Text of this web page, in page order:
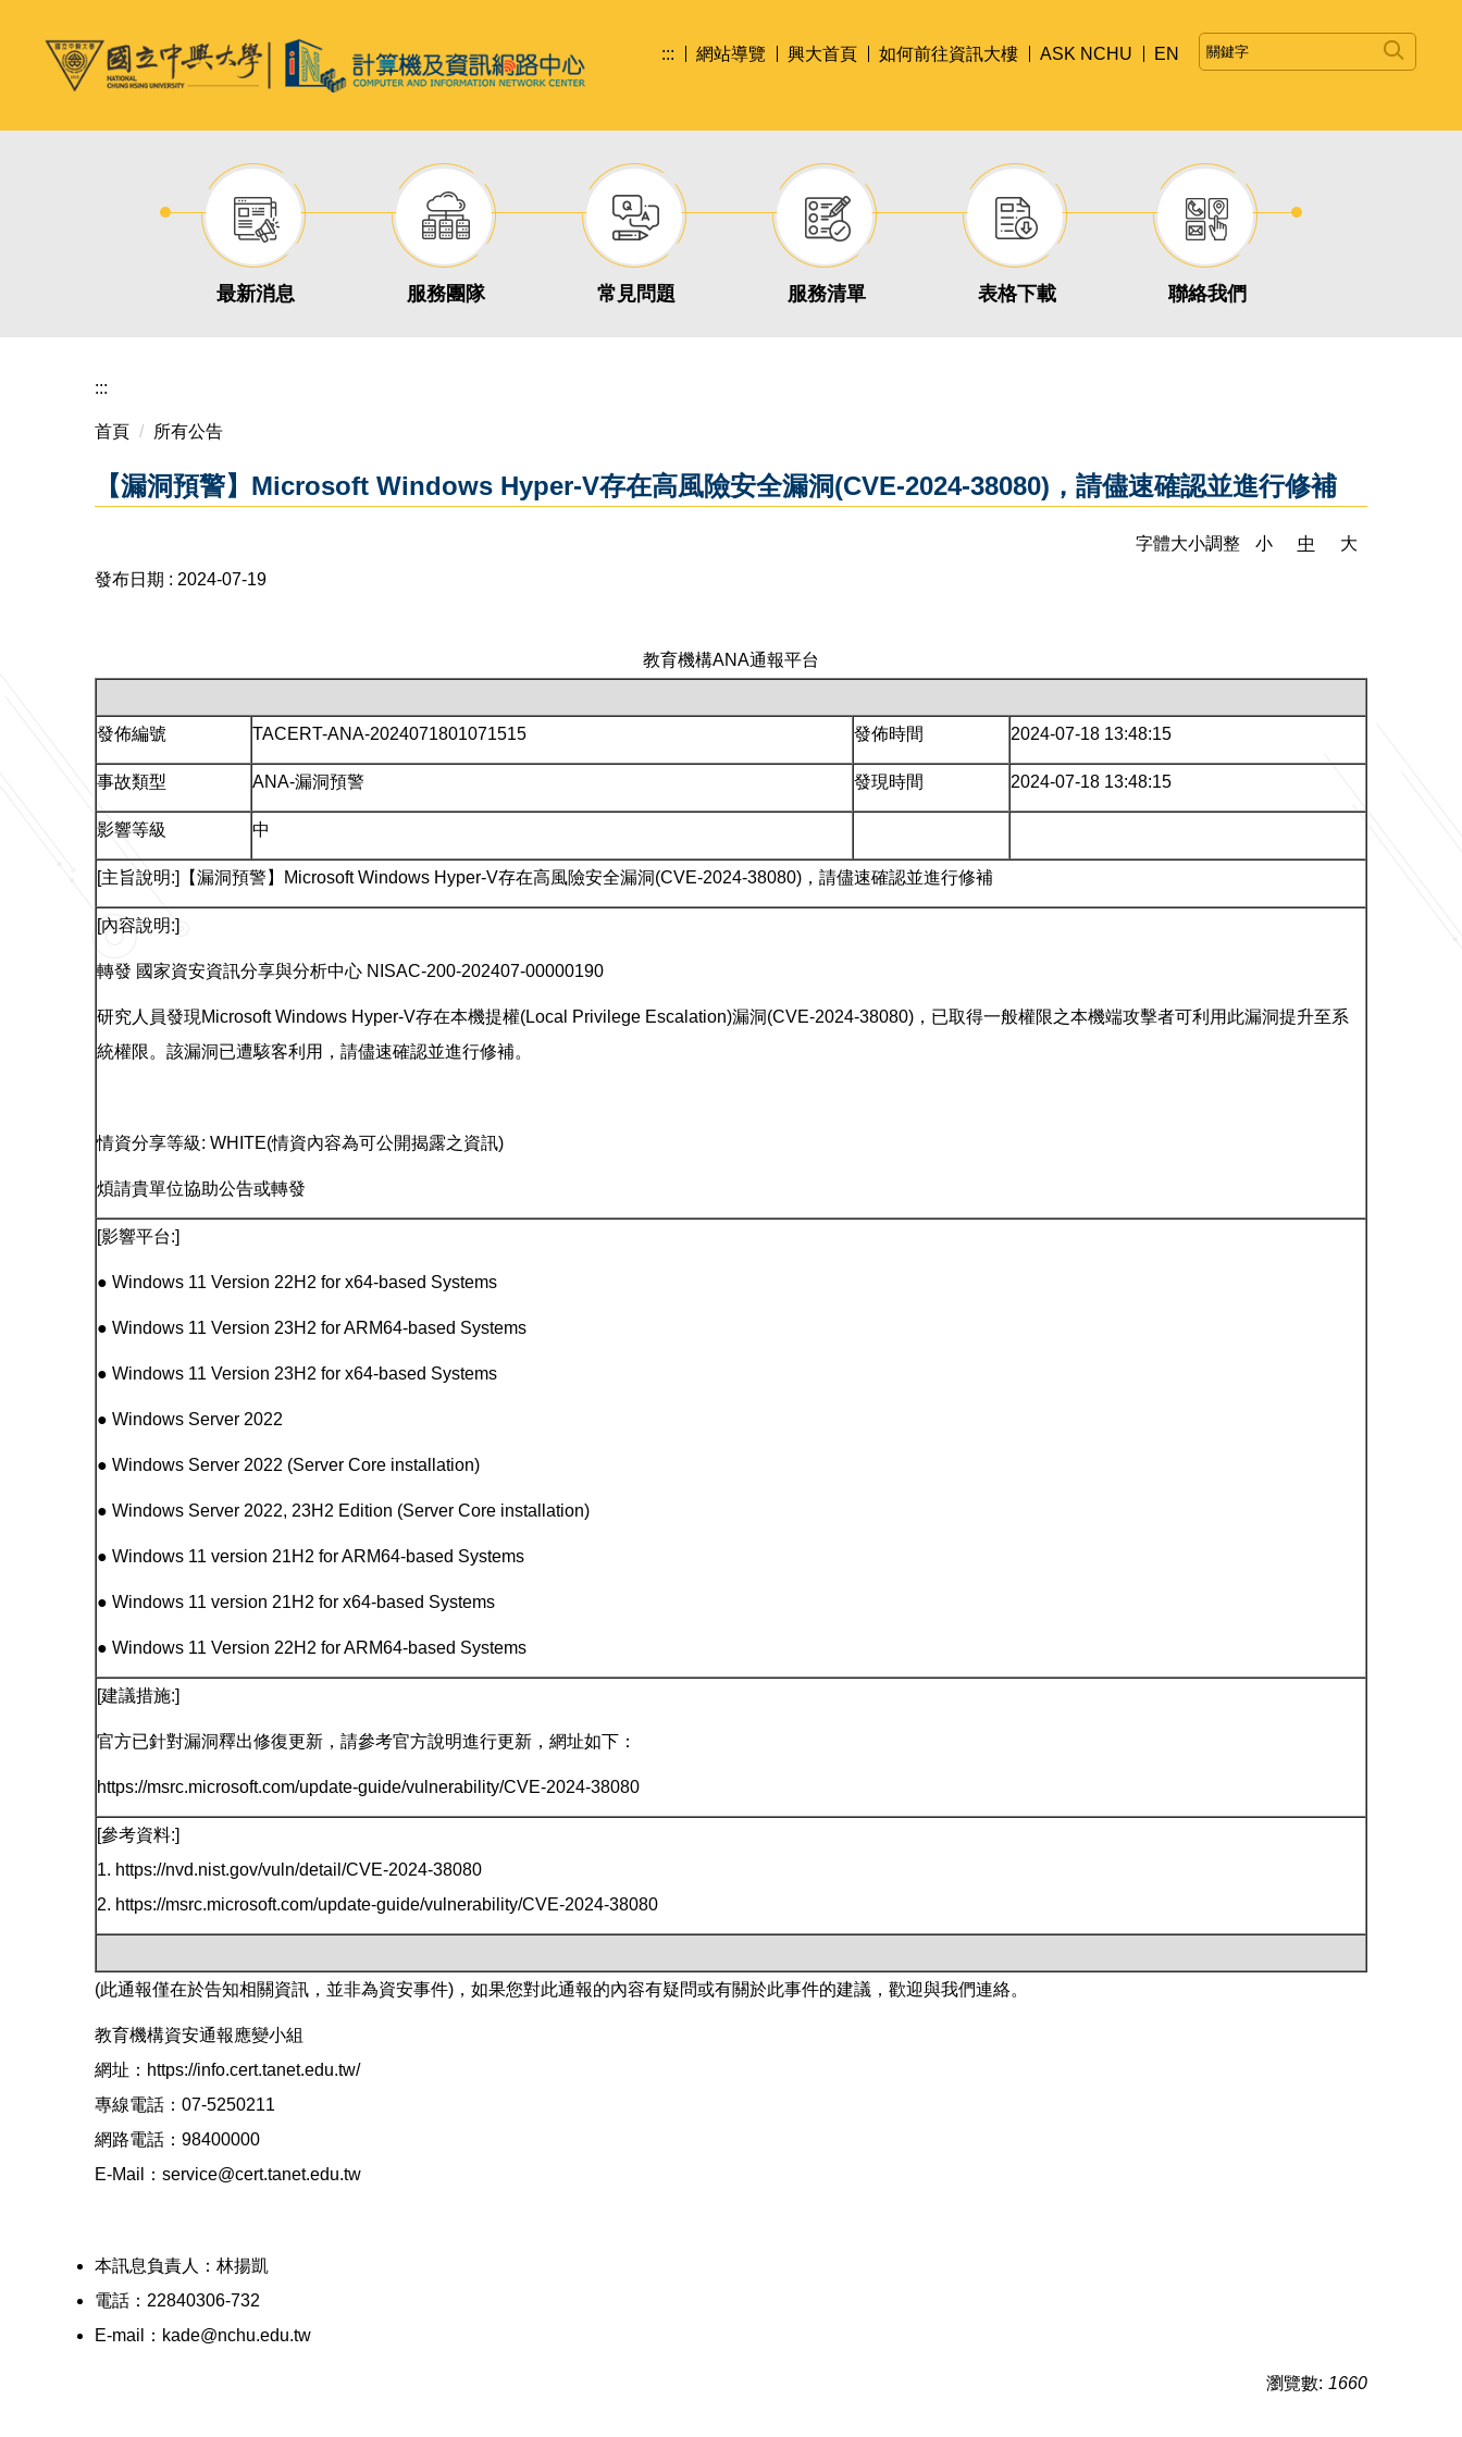
::: 網站導覽 興大首頁 如何前往資訊大樓 ASK NCHU EN
最新消息 服務團隊 常見問題 服務清單 表格下載 聯絡我們
:::
首頁 所有公告
【漏洞預警】Microsoft Windows Hyper-V存在高風險安全漏洞(CVE-2024-38080)，請儘速確認並進行修補
字體大小調整 小 中
大
發布日期 : 2024-07-19
教育機構ANA通報平台
發佈編號 TACERT-ANA-2024071801071515 發佈時間 2024-07-18 13:48:15
事故類型 ANA-漏洞預警 發現時間 2024-07-18 13:48:15
影響等級 中
[主旨說明:]【漏洞預警】Microsoft Windows Hyper-V存在高風險安全漏洞(CVE-2024-38080)，請儘速確認並進行修補
[內容說明:]
轉發 國家資安資訊分享與分析中心 NISAC-200-202407-00000190
研究人員發現Microsoft Windows Hyper-V存在本機提權(Local Privilege Escalation)漏洞(CVE-2024-38080)，已取得一般權限之本機端攻擊者可利用此漏洞提升至系
統權限。該漏洞已遭駭客利用，請儘速確認並進行修補。
情資分享等級: WHITE(情資內容為可公開揭露之資訊)
煩請貴單位協助公告或轉發
[影響平台:]
● Windows 11 Version 22H2 for x64-based Systems
● Windows 11 Version 23H2 for ARM64-based Systems
● Windows 11 Version 23H2 for x64-based Systems
● Windows Server 2022
● Windows Server 2022 (Server Core installation)
● Windows Server 2022, 23H2 Edition (Server Core installation)
● Windows 11 version 21H2 for ARM64-based Systems
● Windows 11 version 21H2 for x64-based Systems
● Windows 11 Version 22H2 for ARM64-based Systems
[建議措施:]
官方已針對漏洞釋出修復更新，請參考官方說明進行更新，網址如下：
https://msrc.microsoft.com/update-guide/vulnerability/CVE-2024-38080
[參考資料:]
1. https://nvd.nist.gov/vuln/detail/CVE-2024-38080
2. https://msrc.microsoft.com/update-guide/vulnerability/CVE-2024-38080
(此通報僅在於告知相關資訊，並非為資安事件)，如果您對此通報的內容有疑問或有關於此事件的建議，歡迎與我們連絡。
教育機構資安通報應變小組
網址：https://info.cert.tanet.edu.tw/
專線電話：07-5250211
網路電話：98400000
E-Mail：service@cert.tanet.edu.tw
本訊息負責人：林揚凱
電話：22840306-732
E-mail：kade@nchu.edu.tw
瀏覽數: 1660